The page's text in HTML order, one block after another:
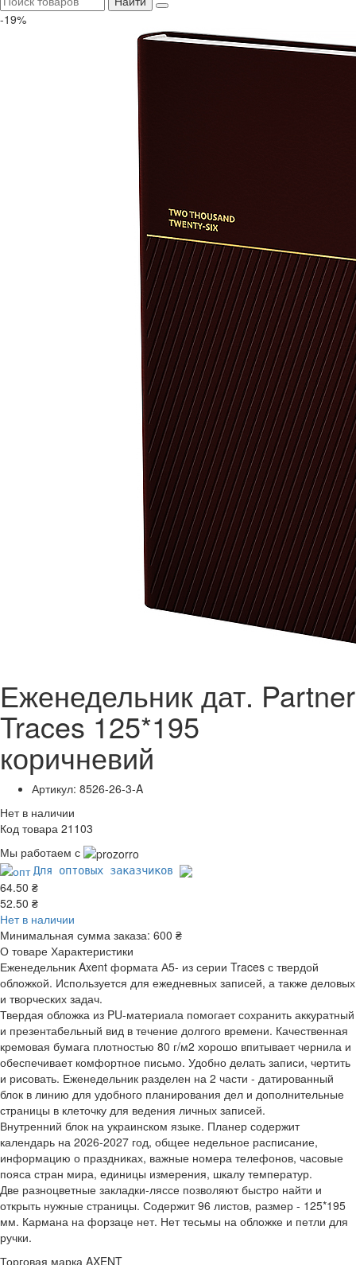
-19%
Еженедельник дат. Partner
Traces 125*195
коричневий
Артикул: 8526-26-3-A
Нет в наличии
Код товара 21103
Мы работаем с
Для оптовых заказчиков
64.50 ₴
52.50 ₴
Нет в наличии
Минимальная сумма заказа: 600 ₴
О товаре Характеристики
Еженедельник Axent формата А5- из серии Traces с твердой
обложкой. Используется для ежедневных записей, а также деловых
и творческих задач.
Твердая обложка из PU-материала помогает сохранить аккуратный
и презентабельный вид в течение долгого времени. Качественная
кремовая бумага плотностью 80 г/м2 хорошо впитывает чернила и
обеспечивает комфортное письмо. Удобно делать записи, чертить
и рисовать. Еженедельник разделен на 2 части - датированный
блок в линию для удобного планирования дел и дополнительные
страницы в клеточку для ведения личных записей.
Внутренний блок на украинском языке. Планер содержит
календарь на 2026-2027 год, общее недельное расписание,
информацию о праздниках, важные номера телефонов, часовые
пояса стран мира, единицы измерения, шкалу температур.
Две разноцветные закладки-ляссе позволяют быстро найти и
открыть нужные страницы. Содержит 96 листов, размер - 125*195
мм. Кармана на форзаце нет. Нет тесьмы на обложке и петли для
ручки.
Торговая марка AXENT